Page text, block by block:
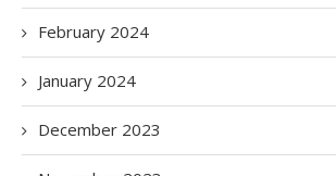
February 2024
January 2024
December 2023